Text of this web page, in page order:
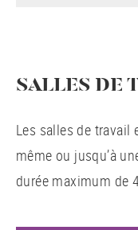
SALLES DE
Les salles de travail
même ou jusqu’à
durée maximum de